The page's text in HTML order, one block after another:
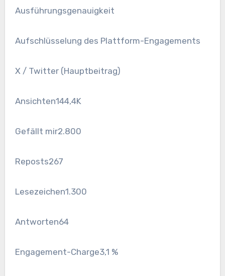
Ausführungsgenauigkeit
Aufschlüsselung des Plattform-Engagements
X / Twitter (Hauptbeitrag)
Ansichten144,4K
Gefällt mir2.800
Reposts267
Lesezeichen1.300
Antworten64
Engagement-Charge3,1 %